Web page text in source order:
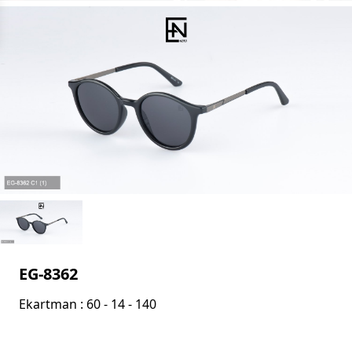
EG-8362
Ekartman : 60 - 14 - 140